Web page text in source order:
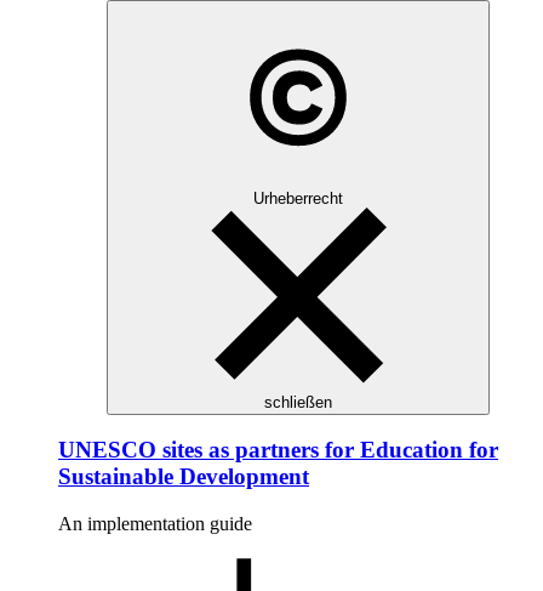
Urheberrecht
schließen
UNESCO sites as partners for Education for
Sustainable Development
An implementation guide